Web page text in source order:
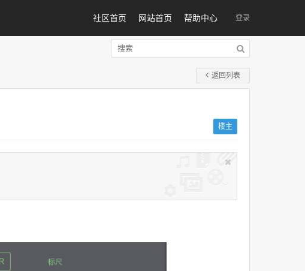
登录
社区首页 网站首页 帮助中心
返回列表
楼主